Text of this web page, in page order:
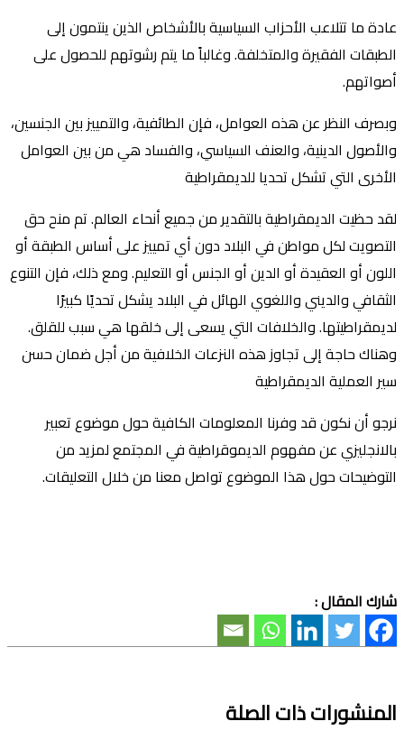
عادة ما تتلاعب الأحزاب السياسية بالأشخاص الذين ينتمون إلى
الطبقات الفقيرة والمتخلفة. وغالباً ما يتم رشوتهم للحصول على
أصواتهم.
وبصرف النظر عن هذه العوامل، فإن الطائفية، والتمييز بين الجنسين،
والأصول الدينية، والعنف السياسي، والفساد هي من بين العوامل
الأخرى التي تشكل تحديا للديمقراطية
لقد حظيت الديمقراطية بالتقدير من جميع أنحاء العالم. تم منح حق
التصويت لكل مواطن في البلاد دون أي تمييز على أساس الطبقة أو
اللون أو العقيدة أو الدين أو الجنس أو التعليم. ومع ذلك، فإن التنوع
الثقافي والديني واللغوي الهائل في البلاد يشكل تحديًا كبيرًا
لديمقراطيتها. والخلافات التي يسعى إلى خلقها هي سبب للقلق.
وهناك حاجة إلى تجاوز هذه النزعات الخلافية من أجل ضمان حسن
سير العملية الديمقراطية
نرجو أن نكون قد وفرنا المعلومات الكافية حول موضوع تعبير
بالانجليزي عن مفهوم الديموقراطية في المجتمع لمزيد من
التوضيحات حول هذا الموضوع تواصل معنا من خلال التعليقات.
شارك المقال :
المنشورات ذات الصلة